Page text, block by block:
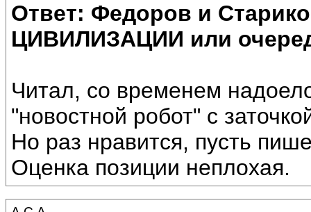
Ответ: Федоров и
ЦИВИЛИЗАЦИИ или
Читал, со временем
"новостной робот" с
Но раз нравится, пусть
Оценка позиции неплохая.